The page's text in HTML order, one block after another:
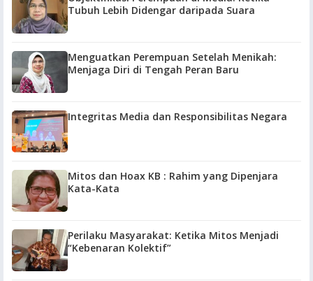
Tubuh Lebih Didengar daripada Suara
Menguatkan Perempuan Setelah Menikah:
Menjaga Diri di Tengah Peran Baru
Integritas Media dan Responsibilitas Negara
Mitos dan Hoax KB : Rahim yang Dipenjara
Kata-Kata
Perilaku Masyarakat: Ketika Mitos Menjadi
“Kebenaran Kolektif”